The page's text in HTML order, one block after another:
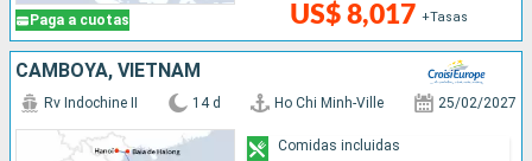
Paga a cuotas US$ 8,017 +Tasas
CAMBOYA, VIETNAM
Rv Indochine II 14 d Ho Chi Minh-Ville 25/02/2027
Comidas incluidas